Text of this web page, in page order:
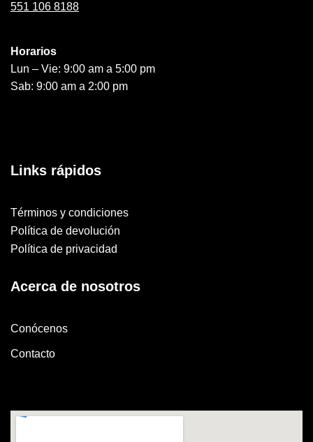
551 106 8188
Horarios
Lun – Vie: 9:00 am a 5:00 pm
Sab: 9:00 am a 2:00 pm
Links rápidos
Términos y condiciones
Política de devolución
Política de privacidad
Acerca de nosotros
Conócenos
Contacto